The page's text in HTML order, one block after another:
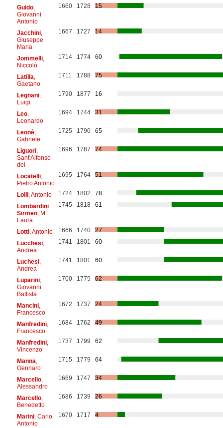
Guido,
Giovanni
Antonio
1660 1728 15
Jacchini,
Giuseppe
Maria
1667 1727 14
Jommelli,
Niccolò
1714 1774 60
Latilla
Gaetano
1711 1788 75
Legnani,
Luigi
1790 1877 16
Leo,
Leonardo
1694 1744 31
Leoné,
Gabriele
1725 1790 65
Liguori,
Sant'Alfonso
dei
1696 1787 74
Locatelli,
Pietro Antonio
1695 1764 51
Lolli, Antonio 1724 1802
78
Lombardini
Sirmen, M.
Laura
1745 1818 61
Lotti, Antonio 1666 1740
27
Lucchesi,
Andrea
1741 1801 60
Luchesi,
Andrea
1741 1801 60
Luparini,
Giovanni
Battista
1700 1775 62
Mancini,
Francesco
1672 1737 24
Manfredini,
Francesco
1684 1762 49
Manfredini,
Vincenzo
1737 1799 62
Manna
Gennaro
1715 1779 64
Marcello,
Alessandro
1669 1747 34
Marcello,
Benedetto
1686 1739 26
Marini, Carlo
Antonio
1670 1717 4